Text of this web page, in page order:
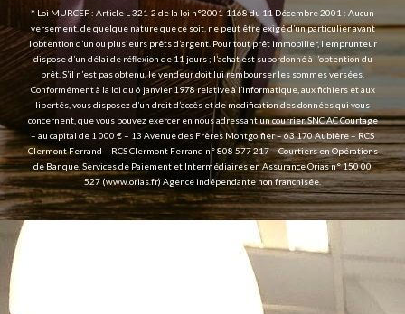
* Loi MURCEF : Article L 321-2 de la loi n°2001-1168 du 11 Décembre 2001 : Aucun
versement, de quelque nature que ce soit, ne peut être exigé d’un particulier avant
l’obtention d’un ou plusieurs prêts d’argent. Pour tout prêt immobilier, l’emprunteur
dispose d’un délai de réﬂexion de 11 jours ; l’achat est subordonné à l’obtention du
prêt. S’il n’est pas obtenu, le vendeur doit lui rembourser les sommes versées.
Conformément à la loi du 6 janvier 1978 relative à l’informatique, aux fichiers et aux
libertés, vous disposez d’un droit d’accès et de modification des données qui vous
concernent, que vous pouvez exercer en nous adressant un courrier. SNC AC Courtage
– au capital de 1 000 € – 13 Avenue des Frères Montgolfier – 63 170 Aubière – RCS
Clermont Ferrand – RCS Clermont Ferrand n° 808 577 217 – Courtiers en Opérations
de Banque, Services de Paiement et Intermédiaires en Assurance Orias n° 150 00
527 (www.orias.fr) Agence indépendante non franchisée.